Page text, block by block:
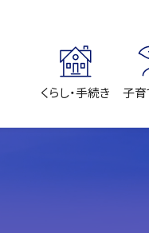
くらし・手続き 子育